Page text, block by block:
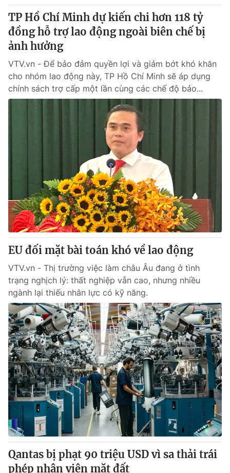
TP Hồ Chí Minh dự kiến chi hơn 118 tỷ
đồng hỗ trợ lao động ngoài biên chế bị
ảnh hưởng
VTV.vn - Để bảo đảm quyền lợi và giảm bớt khó khăn
cho nhóm lao động này, TP Hồ Chí Minh sẽ áp dụng
chính sách trợ cấp một lần cùng các chế độ bảo...
EU đối mặt bài toán khó về lao động
VTV.vn - Thị trường việc làm châu Âu đang ở tình
trạng nghịch lý: thất nghiệp vẫn cao, nhưng nhiều
ngành lại thiếu nhân lực có kỹ năng.
Qantas bị phạt 90 triệu USD vì sa thải trái
phép nhân viên mặt đất